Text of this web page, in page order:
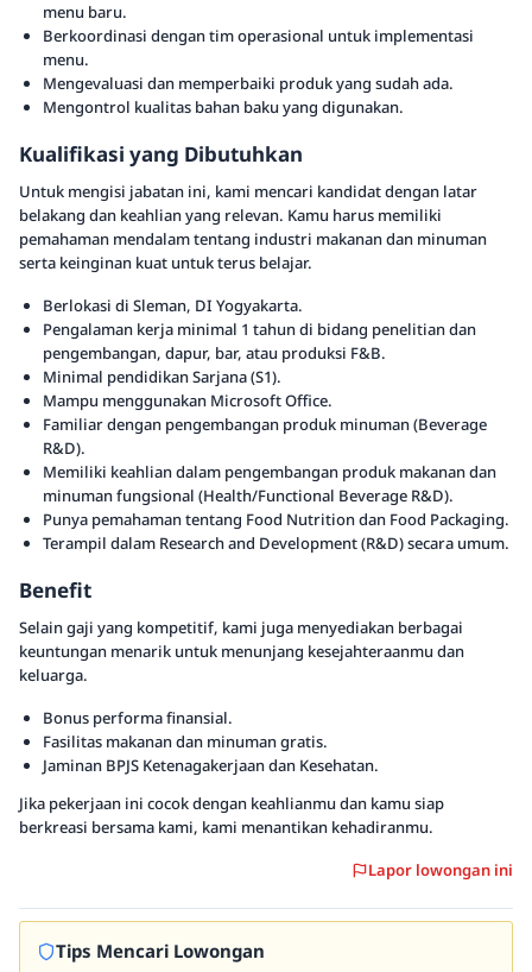
menu baru.
Berkoordinasi dengan tim operasional untuk implementasi
menu.
Mengevaluasi dan memperbaiki produk yang sudah ada.
Mengontrol kualitas bahan baku yang digunakan.
Kualifikasi yang Dibutuhkan
Untuk mengisi jabatan ini, kami mencari kandidat dengan latar
belakang dan keahlian yang relevan. Kamu harus memiliki
pemahaman mendalam tentang industri makanan dan minuman
serta keinginan kuat untuk terus belajar.
Berlokasi di Sleman, DI Yogyakarta.
Pengalaman kerja minimal 1 tahun di bidang penelitian dan
pengembangan, dapur, bar, atau produksi F&B.
Minimal pendidikan Sarjana (S1).
Mampu menggunakan Microsoft Office.
Familiar dengan pengembangan produk minuman (Beverage
R&D).
Memiliki keahlian dalam pengembangan produk makanan dan
minuman fungsional (Health/Functional Beverage R&D).
Punya pemahaman tentang Food Nutrition dan Food Packaging.
Terampil dalam Research and Development (R&D) secara umum.
Benefit
Selain gaji yang kompetitif, kami juga menyediakan berbagai
keuntungan menarik untuk menunjang kesejahteraanmu dan
keluarga.
Bonus performa finansial.
Fasilitas makanan dan minuman gratis.
Jaminan BPJS Ketenagakerjaan dan Kesehatan.
Jika pekerjaan ini cocok dengan keahlianmu dan kamu siap
berkreasi bersama kami, kami menantikan kehadiranmu.
Lapor lowongan ini
Tips Mencari Lowongan